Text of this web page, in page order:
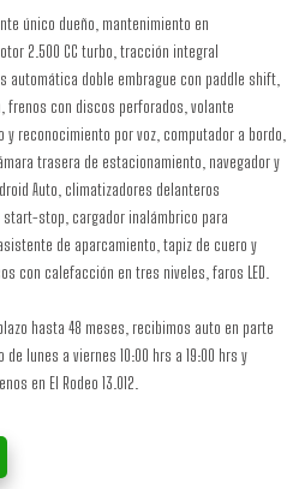
único dueño, mantenimiento en
2.500 CC turbo, tracción integral
automática doble embrague con paddle shift,
frenos con discos perforados, volante
reconocimiento por voz, computador a bordo,
trasera de estacionamiento, navegador y
Auto, climatizadores delanteros
stop, cargador inalámbrico para
de aparcamiento, tapiz de cuero y
con calefacción en tres niveles, faros LED.
hasta 48 meses, recibimos auto en parte
lunes a viernes 10:00 hrs a 19:00 hrs y
en El Rodeo 13.012.